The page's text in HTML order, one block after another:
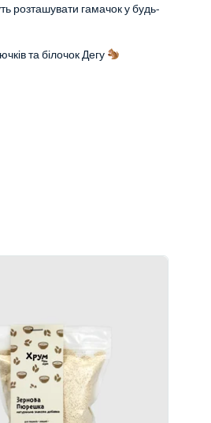
розташувати гамачок у будь-
та білочок Дегу